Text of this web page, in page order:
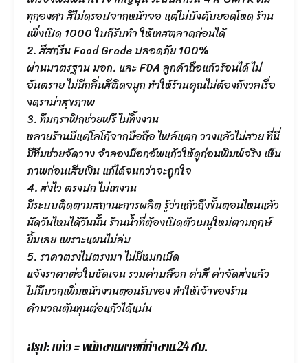
ทุกองศา สีไม่ดรอปจากหน้าจอ แต่ไม่บังคับยอดโหด ร้าน
เพิ่งเปิด 1000 ใบก็รับทำ ให้เทสตลาดก่อนได้
2. สีสกรีน Food Grade ปลอดภัย 100%
ผ่านมาตรฐาน มอก. และ FDA ลูกค้าถือแก้วร้อนได้ ไม่
อันตราย ไม่มีกลิ่นสีติดจมูก ทำให้ร้านคุณไม่ต้องกังวลเรื่อ
งดราม่าสุขภาพ
3. ทีมกราฟิกช่วยฟรี ไม่ทิ้งงาน
หลายร้านมีแค่โลโก้จากมือถือ ไฟล์แตก วางแล้วไม่สวย ที่นี่
มีทีมช่วยจัดวาง จำลองม็อกอัพแก้วให้ดูก่อนพิมพ์จริง เห็น
ภาพก่อนเสียเงิน แก้ได้จนกว่าจะถูกใจ
4. ส่งไว ตรงปก ไม่เทงาน
มีระบบติดตามสถานะการผลิต รู้ว่าแก้วถึงขั้นตอนไหนแล้ว
นัดวันไหนได้วันนั้น ร้านน้ำที่ต้องเปิดตัวเมนูใหม่ตามฤกษ์
ยิ้มเลย เพราะแผนไม่ล่ม
5. ราคาตรงไปตรงมา ไม่มีหมกเม็ด
แจ้งราคาต่อใบชัดเจน รวมค่าบล็อก ค่าสี ค่าจัดส่งแล้ว
ไม่มีบวกเพิ่มหน้างานตอนรับของ ทำให้เจ้าของร้าน
คำนวณต้นทุนต่อแก้วได้แม่น
สรุป: แก้ว = พนักงานขายที่ทำงาน 24 ชม.